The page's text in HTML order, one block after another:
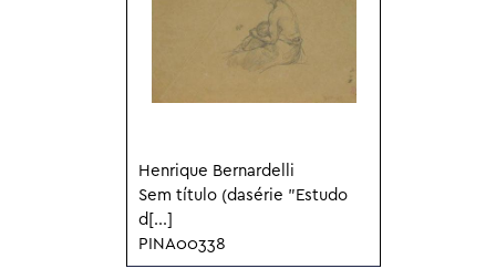
Henrique Bernardelli
Sem título (dasérie "Estudo
d[...]
PINA00338